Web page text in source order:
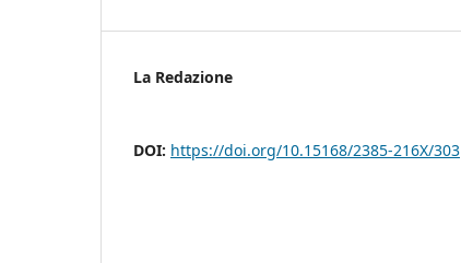
La Redazione
DOI: https://doi.org/10.15168/2385-216X/303